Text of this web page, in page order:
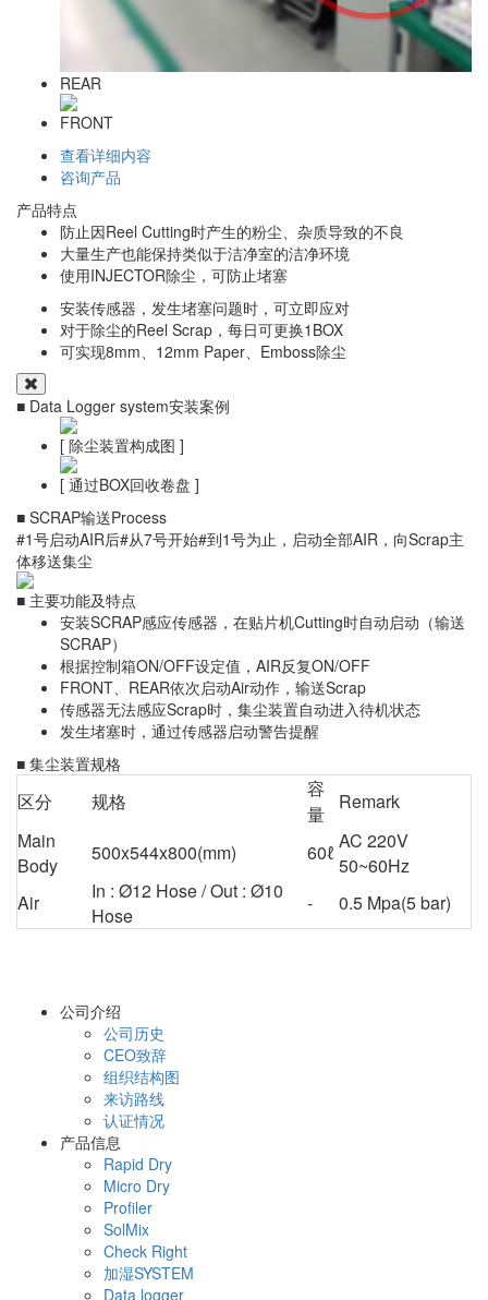
REAR
FRONT
查看详细内容
咨询产品
产品特点
防止因Reel Cutting时产生的粉尘、杂质导致的不良
大量生产也能保持类似于洁净室的洁净环境
使用INJECTOR除尘，可防止堵塞
安装传感器，发生堵塞问题时，可立即应对
对于除尘的Reel Scrap，每日可更换1BOX
可实现8mm、12mm Paper、Emboss除尘
■ Data Logger system安装案例
[ 除尘装置构成图 ]
[ 通过BOX回收卷盘 ]
■ SCRAP输送Process
#1号启动AIR后#从7号开始#到1号为止，启动全部AIR，向Scrap主
体移送集尘
■ 主要功能及特点
安装SCRAP感应传感器，在贴片机Cutting时自动启动（输送
SCRAP）
根据控制箱ON/OFF设定值，AIR反复ON/OFF
FRONT、REAR依次启动Air动作，输送Scrap
传感器无法感应Scrap时，集尘装置自动进入待机状态
发生堵塞时，通过传感器启动警告提醒
■ 集尘装置规格
区分 规格
容
量
Remark
Main
Body
500x544x800(mm) 60ℓ AC 220V
50~60Hz
Air
In : Ø12 Hose / Out : Ø10
Hose
- 0.5 Mpa(5 bar)
公司介绍
公司历史
CEO致辞
组织结构图
来访路线
认证情况
产品信息
Rapid Dry
Micro Dry
Profiler
SolMix
Check Right
加湿SYSTEM
Data logger